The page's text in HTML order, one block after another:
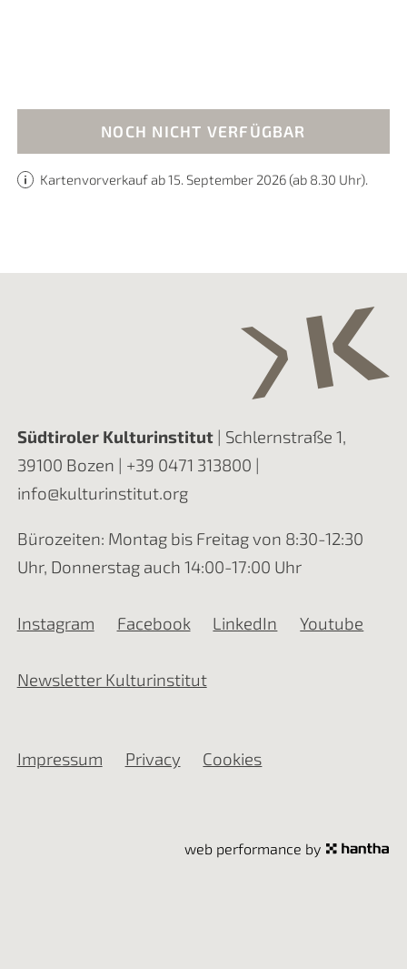
NOCH NICHT VERFÜGBAR
Kartenvorverkauf ab 15. September 2026 (ab 8.30 Uhr).
Südtiroler Kulturinstitut| Schlernstraße 1,
39100 Bozen | +39 0471 313800 |
info@kulturinstitut.org
Bürozeiten: Montag bis Freitag von 8:30-12:30
Uhr, Donnerstag auch 14:00-17:00 Uhr
Instagram Facebook LinkedIn Youtube
Newsletter Kulturinstitut
Impressum Privacy Cookies
web performance by